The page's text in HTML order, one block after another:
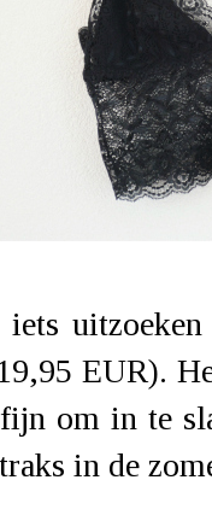
iets
EUR).
om in te
in de